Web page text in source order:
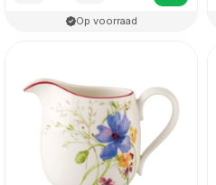
Op voorraad